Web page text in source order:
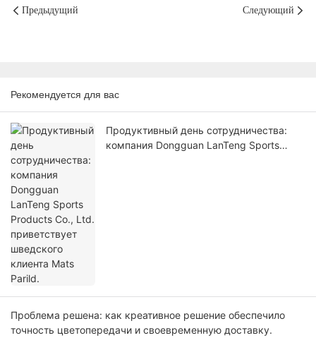
быстросохнущая спортивная
Предыдущий Следующий
Рекомендуется для вас
Продуктивный день сотрудничества:
компания Dongguan LanTeng Sports
Проблема решена: как креативное решение обеспечило
точность цветопередачи и своевременную доставку.